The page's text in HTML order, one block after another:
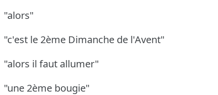
"alors"
"c'est le 2ème Dimanche de l'Avent"
"alors il faut allumer"
"une 2ème bougie"